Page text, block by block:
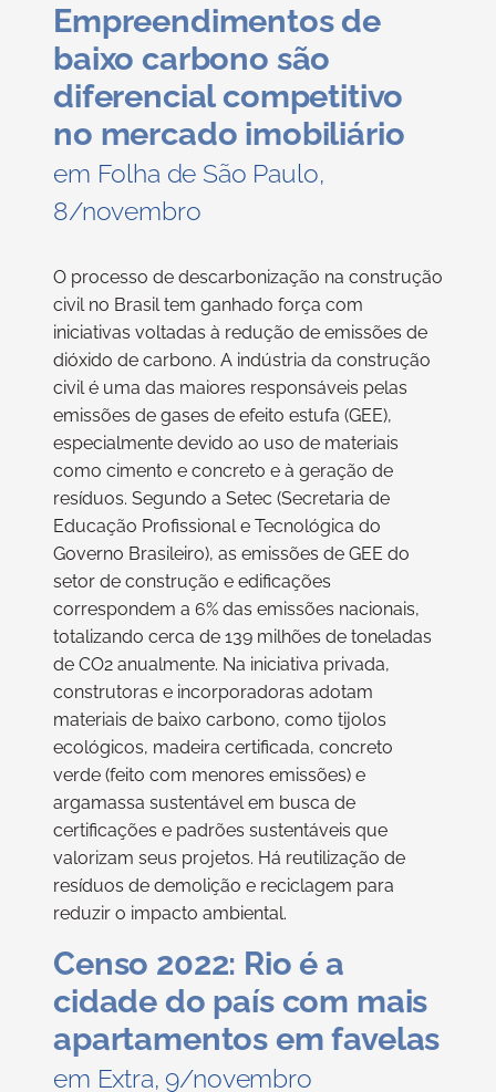
Empreendimentos de
baixo carbono são
diferencial competitivo
no mercado imobiliário
em Folha de São Paulo,
8/novembro
O processo de descarbonização na construção
civil no Brasil tem ganhado força com
iniciativas voltadas à redução de emissões de
dióxido de carbono. A indústria da construção
civil é uma das maiores responsáveis pelas
emissões de gases de efeito estufa (GEE),
especialmente devido ao uso de materiais
como cimento e concreto e à geração de
resíduos. Segundo a Setec (Secretaria de
Educação Profissional e Tecnológica do
Governo Brasileiro), as emissões de GEE do
setor de construção e edificações
correspondem a 6% das emissões nacionais,
totalizando cerca de 139 milhões de toneladas
de CO2 anualmente. Na iniciativa privada,
construtoras e incorporadoras adotam
materiais de baixo carbono, como tijolos
ecológicos, madeira certificada, concreto
verde (feito com menores emissões) e
argamassa sustentável em busca de
certificações e padrões sustentáveis que
valorizam seus projetos. Há reutilização de
resíduos de demolição e reciclagem para
reduzir o impacto ambiental.
Censo 2022: Rio é a
cidade do país com mais
apartamentos em favelas
em Extra, 9/novembro